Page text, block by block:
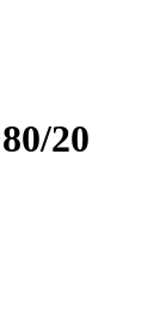
20